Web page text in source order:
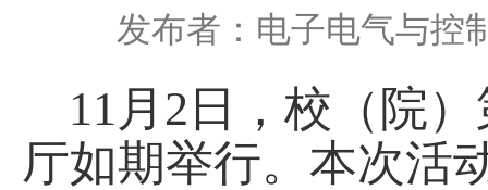
发布者：电子电气与控
11月2日，校（院
厅如期举行。本次活